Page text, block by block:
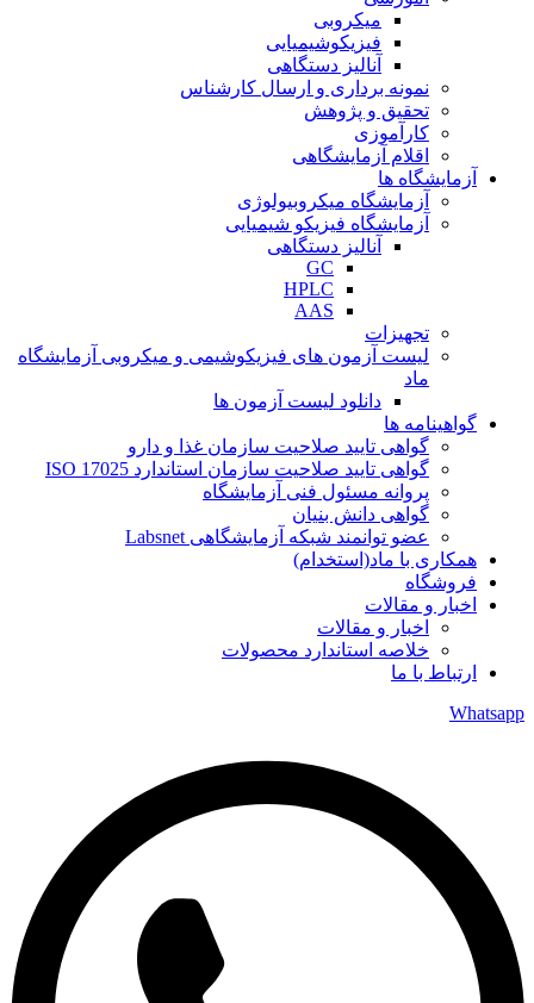
میکروبی
فیزیکوشیمیایی
آنالیز دستگاهی
نمونه برداری و ارسال کارشناس
تحقیق و پژوهش
کارآموزی
اقلام آزمایشگاهی
آزمایشگاه ها
آزمایشگاه میکروبیولوژی
آزمایشگاه فیزیکو شیمیایی
آنالیز دستگاهی
GC
HPLC
AAS
تجهیزات
لیست آزمون های فیزیکوشیمی و میکروبی آزمایشگاه
ماد
دانلود لیست آزمون ها
گواهینامه ها
گواهی تایید صلاحیت سازمان غذا و دارو
گواهی تایید صلاحیت سازمان استاندارد ISO 17025
پروانه مسئول فنی آزمایشگاه
گواهی دانش بنیان
عضو توانمند شبکه آزمایشگاهی Labsnet
همکاری با ماد(استخدام)
فروشگاه
اخبار و مقالات
اخبار و مقالات
خلاصه استاندارد محصولات
ارتباط با ما
Whatsapp